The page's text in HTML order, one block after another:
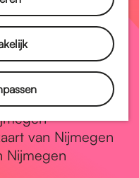
tijdlijn
Limes
Nijmegen
van Nijmegen
Nijmegen